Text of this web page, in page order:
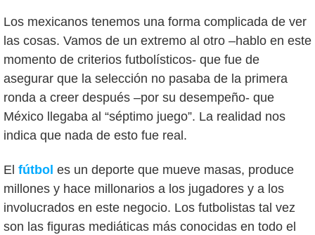
Los mexicanos tenemos una forma complicada de ver
las cosas. Vamos de un extremo al otro –hablo en este
momento de criterios futbolísticos- que fue de
asegurar que la selección no pasaba de la primera
ronda a creer después –por su desempeño- que
México llegaba al “séptimo juego”. La realidad nos
indica que nada de esto fue real.
El fútbol es un deporte que mueve masas, produce
millones y hace millonarios a los jugadores y a los
involucrados en este negocio. Los futbolistas tal vez
son las figuras mediáticas más conocidas en todo el